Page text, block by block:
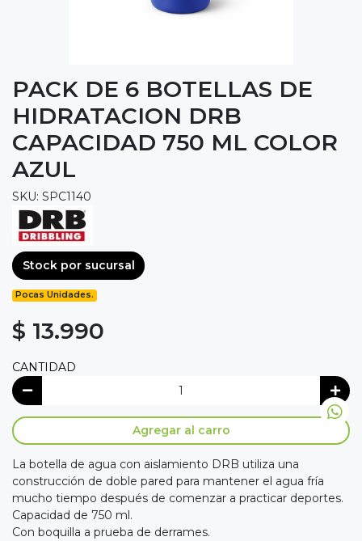
PACK DE 6 BOTELLAS DE
HIDRATACION DRB
CAPACIDAD 750 ML COLOR
AZUL
SKU: SPC1140
Stock por sucursal
Pocas Unidades.
$ 13.990
CANTIDAD
Agregar al carro
La botella de agua con aislamiento DRB utiliza una
construcción de doble pared para mantener el agua fría
mucho tiempo después de comenzar a practicar deportes.
Capacidad de 750 ml.
Con boquilla a prueba de derrames.